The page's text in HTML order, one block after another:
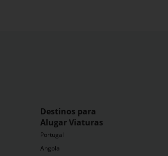
Destinos para
Alugar Viaturas
Portugal
Angola